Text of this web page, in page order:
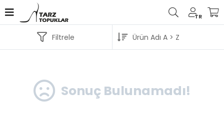
TR
Filtrele
Sonuç Bulunamadı!